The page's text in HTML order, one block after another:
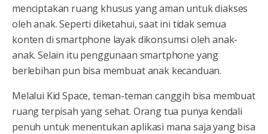
menciptakan ruang khusus yang aman untuk diakses
oleh anak. Seperti diketahui, saat ini tidak semua
konten di smartphone layak dikonsumsi oleh anak-
anak. Selain itu penggunaan smartphone yang
berlebihan pun bisa membuat anak kecanduan.
Melalui Kid Space, teman-teman canggih bisa membuat
ruang terpisah yang sehat. Orang tua punya kendali
penuh untuk menentukan aplikasi mana saja yang bisa